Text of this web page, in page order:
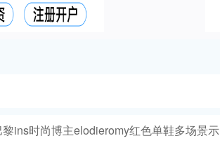
ins时尚博主elodieromy红色单鞋多场景示